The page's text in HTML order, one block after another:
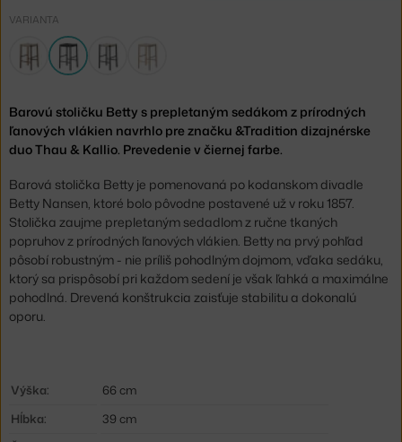
VARIANTA
Barovú stoličku Betty s prepletaným sedákom z prírodných
ľanových vlákien navrhlo pre značku &Tradition dizajnérske
duo Thau & Kallio. Prevedenie v čiernej farbe.
Barová stolička Betty je pomenovaná po kodanskom divadle
Betty Nansen, ktoré bolo pôvodne postavené už v roku 1857.
Stolička zaujme prepletaným sedadlom z ručne tkaných
popruhov z prírodných ľanových vlákien. Betty na prvý pohľad
pôsobí robustným - nie príliš pohodlným dojmom, vďaka sedáku,
ktorý sa prispôsobí pri každom sedení je však ľahká a maximálne
pohodlná. Drevená konštrukcia zaisťuje stabilitu a dokonalú
oporu.
Výška:
66 cm
Hĺbka:
39 cm